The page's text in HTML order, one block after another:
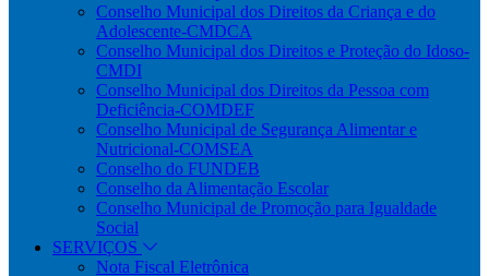
Conselho Municipal dos Direitos da Criança e do
Adolescente-CMDCA
Conselho Municipal dos Direitos e Proteção do Idoso-
CMDI
Conselho Municipal dos Direitos da Pessoa com
Deficiência-COMDEF
Conselho Municipal de Segurança Alimentar e
Nutricional-COMSEA
Conselho do FUNDEB
Conselho da Alimentação Escolar
Conselho Municipal de Promoção para Igualdade
Social
SERVIÇOS
Nota Fiscal Eletrônica